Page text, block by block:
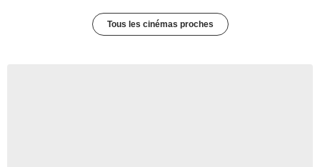
Tous les cinémas proches